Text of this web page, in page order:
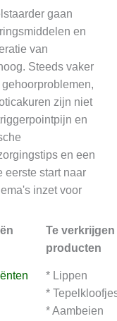
gaan
en
van
Steeds vaker
zijn niet
en
en een
eerste start naar
inzet voor
Te verkrijgen
producten
* Lippen
*
* Aambeien